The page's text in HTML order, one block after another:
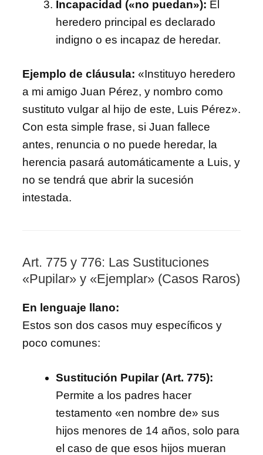
Incapacidad («no puedan»): El
heredero principal es declarado
indigno o es incapaz de heredar.
Ejemplo de cláusula: «Instituyo heredero
a mi amigo Juan Pérez, y nombro como
sustituto vulgar al hijo de este, Luis Pérez».
Con esta simple frase, si Juan fallece
antes, renuncia o no puede heredar, la
herencia pasará automáticamente a Luis, y
no se tendrá que abrir la sucesión
intestada.
Art. 775 y 776: Las Sustituciones
«Pupilar» y «Ejemplar» (Casos Raros)
En lenguaje llano:
Estos son dos casos muy específicos y
poco comunes:
Sustitución Pupilar (Art. 775):
Permite a los padres hacer
testamento «en nombre de» sus
hijos menores de 14 años, solo para
el caso de que esos hijos mueran